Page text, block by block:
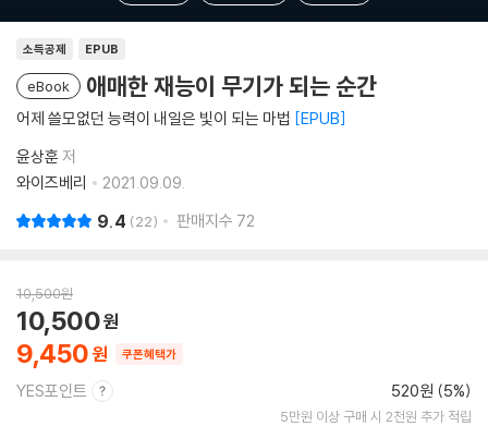
소득공제 EPUB
eBook 애매한 재능이 무기가 되는 순간
어제 쓸모없던 능력이 내일은 빛이 되는 마법 EPUB
윤상훈 저
와이즈베리
2021.09.09.
9.4 22 판매지수 72
10,500원
9,450
10,500
쿠폰혜택가
YES포인트 520원 (5%)
5만원 이상 구매 시 2천원 추가 적립